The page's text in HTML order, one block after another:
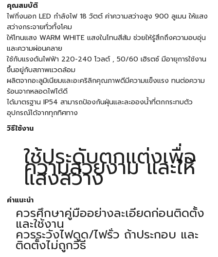
คุณสมบัติ
ไฟกิ่งนอก LED กำลังไฟ 18 วัตต์ ค่าความสว่างสูง 900 ลูเมน ให้แสง
สว่างกระจายทั่วทั้งโคม
ให้โทนแสง WARM WHITE แสงในโทนสีส้ม ช่วยให้รู้สึกถึงความอบอุ่น
และความผ่อนคลาย
ใช้กับแรงดันไฟฟ้า 220-240 โวลต์ , 50/60 เฮิรตซ์ มีอายุการใช้งาน
ขึ้นอยู่กับสภาพแวดล้อม
ผลิตจากอะลูมิเนียมและอะคริลิกคุณภาพดีมีความแข็งแรง ทนต่อความ
ร้อนจากหลอดไฟได้ดี
ได้มาตรฐาน IP54 สามารถป้องกันฝุ่นและละอองน้ำที่ตกกระทบตัว
อุปกรณ์ได้จากทุกทิศทาง
วิธีใช้งาน
ใช้ประดับตกแต่งเพื่อ
ความสวยงาม และให้
แสงสว่าง
คำแนะนำ
ควรศึกษาคู่มืออย่างละเอียดก่อนติดตั้ง
และใช้งาน
ควรระวังไฟดูด/ไฟรั่ว ถ้าประกอบ และ
ติดตั้งไม่ถูกวิธี